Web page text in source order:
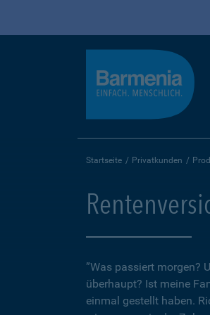
Startseite Privatkunden
”Was passiert morgen?
überhaupt? Ist meine
einmal gestellt haben.